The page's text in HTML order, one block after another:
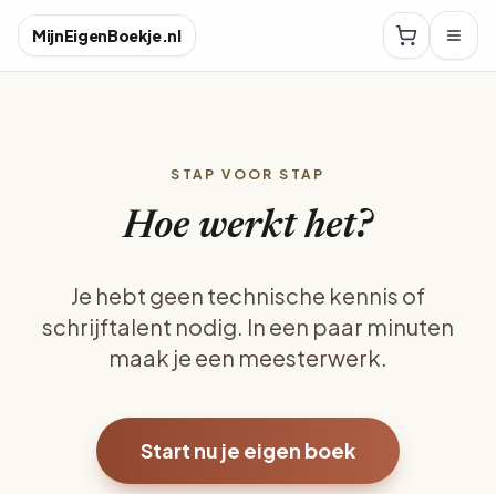
MijnEigenBoekje.nl
STAP VOOR STAP
Hoe werkt het?
Je hebt geen technische kennis of
schrijftalent nodig. In een paar minuten
maak je een meesterwerk.
Start nu je eigen boek